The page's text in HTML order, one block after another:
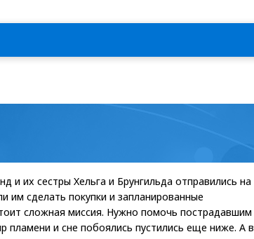
и их сестры Хельга и Брунгильда отправились на
им сделать покупки и запланированные
сложная миссия. Нужно помочь пострадавшим
пламени и сне побоялись пустились еще ниже. А в